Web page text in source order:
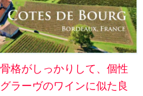
格がしっかりして、個性
ラーヴのワインに似た良